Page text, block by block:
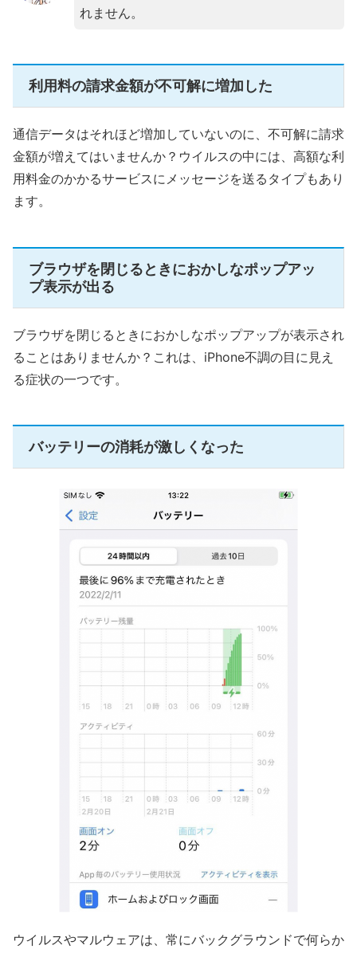
れません。
利用料の請求金額が不可解に増加した
通信データはそれほど増加していないのに、不可解に請求
金額が増えてはいませんか？ウイルスの中には、高額な利
用料金のかかるサービスにメッセージを送るタイプもあり
ます。
ブラウザを閉じるときにおかしなポップアッ
プ表示が出る
ブラウザを閉じるときにおかしなポップアップが表示され
ることはありませんか？これは、iPhone不調の目に見え
る症状の一つです。
バッテリーの消耗が激しくなった
ウイルスやマルウェアは、常にバックグラウンドで何らか